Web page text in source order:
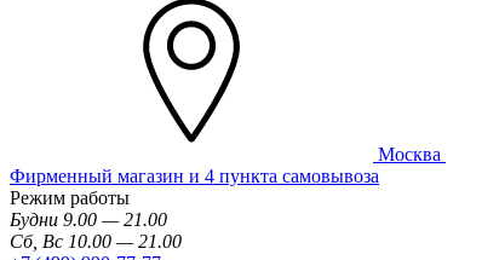
Москва
Фирменный магазин и 4 пункта самовывоза
Режим работы
Будни 9.00 — 21.00
Сб, Вс 10.00 — 21.00